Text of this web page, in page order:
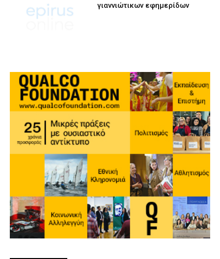
γιαννιώτικων εφημερίδων